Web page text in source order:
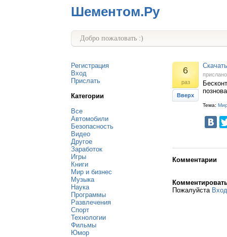
Шементом.Ру
Добро пожаловать :)
Регистрация
Вход
Прислать
Категории
Все
Автомобили
Безопасность
Видео
Другое
Заработок
Игры
Книги
Мир и бизнес
Музыка
Наука
Программы
Развлечения
Спорт
Технологии
Фильмы
Юмор
6
раз
Вверх
Тема:
Комментарии
Пожалуйста Вход